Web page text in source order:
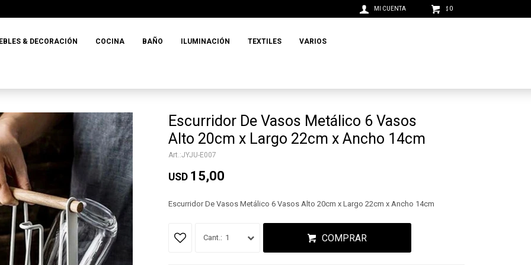
& DECORACIÓN COCINA BAÑO ILUMINACIÓN TEXTILES VARIOS
$ 0
Escurridor De Vasos Metálico 6 Vasos
Alto 20cm x Largo 22cm x Ancho 14cm
JYJU-E007
USD 15,00
Escurridor De Vasos Metálico 6 Vasos Alto 20cm x Largo 22cm x Ancho 14cm
1 COMPRAR